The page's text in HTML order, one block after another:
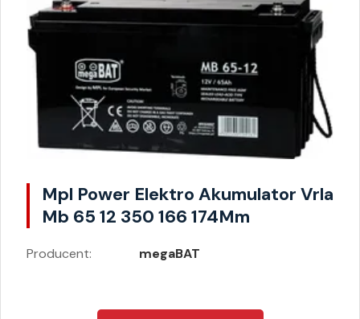
Mpl Power Elektro Akumulator Vrla
Mb 65 12 350 166 174Mm
Producent: megaBAT